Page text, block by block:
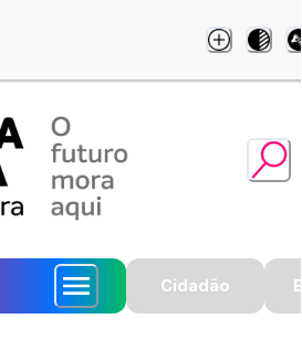
Cidadão